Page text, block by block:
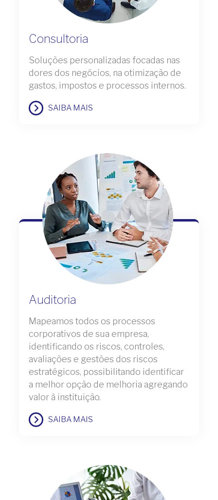
Consultoria
Soluções personalizadas focadas nas
dores dos negócios, na otimização de
gastos, impostos e processos internos.
SAIBA MAIS
Auditoria
Mapeamos todos os processos
corporativos de sua empresa,
identificando os riscos, controles,
avaliações e gestões dos riscos
estratégicos, possibilitando identificar
a melhor opção de melhoria agregando
valor à instituição.
SAIBA MAIS